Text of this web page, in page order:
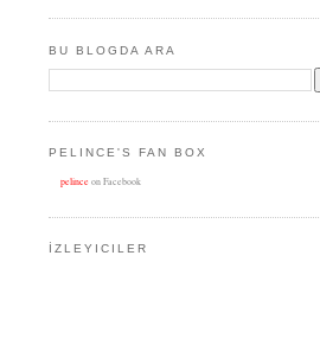
BU BLOGDA ARA
PELINCE'S FAN BOX
pelince on Facebook
İZLEYICILER